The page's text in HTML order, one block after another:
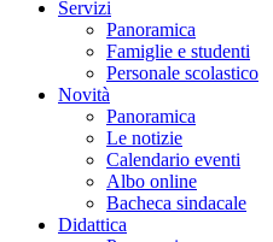
Servizi
Panoramica
Famiglie e studenti
Personale scolastico
Novità
Panoramica
Le notizie
Calendario eventi
Albo online
Bacheca sindacale
Didattica